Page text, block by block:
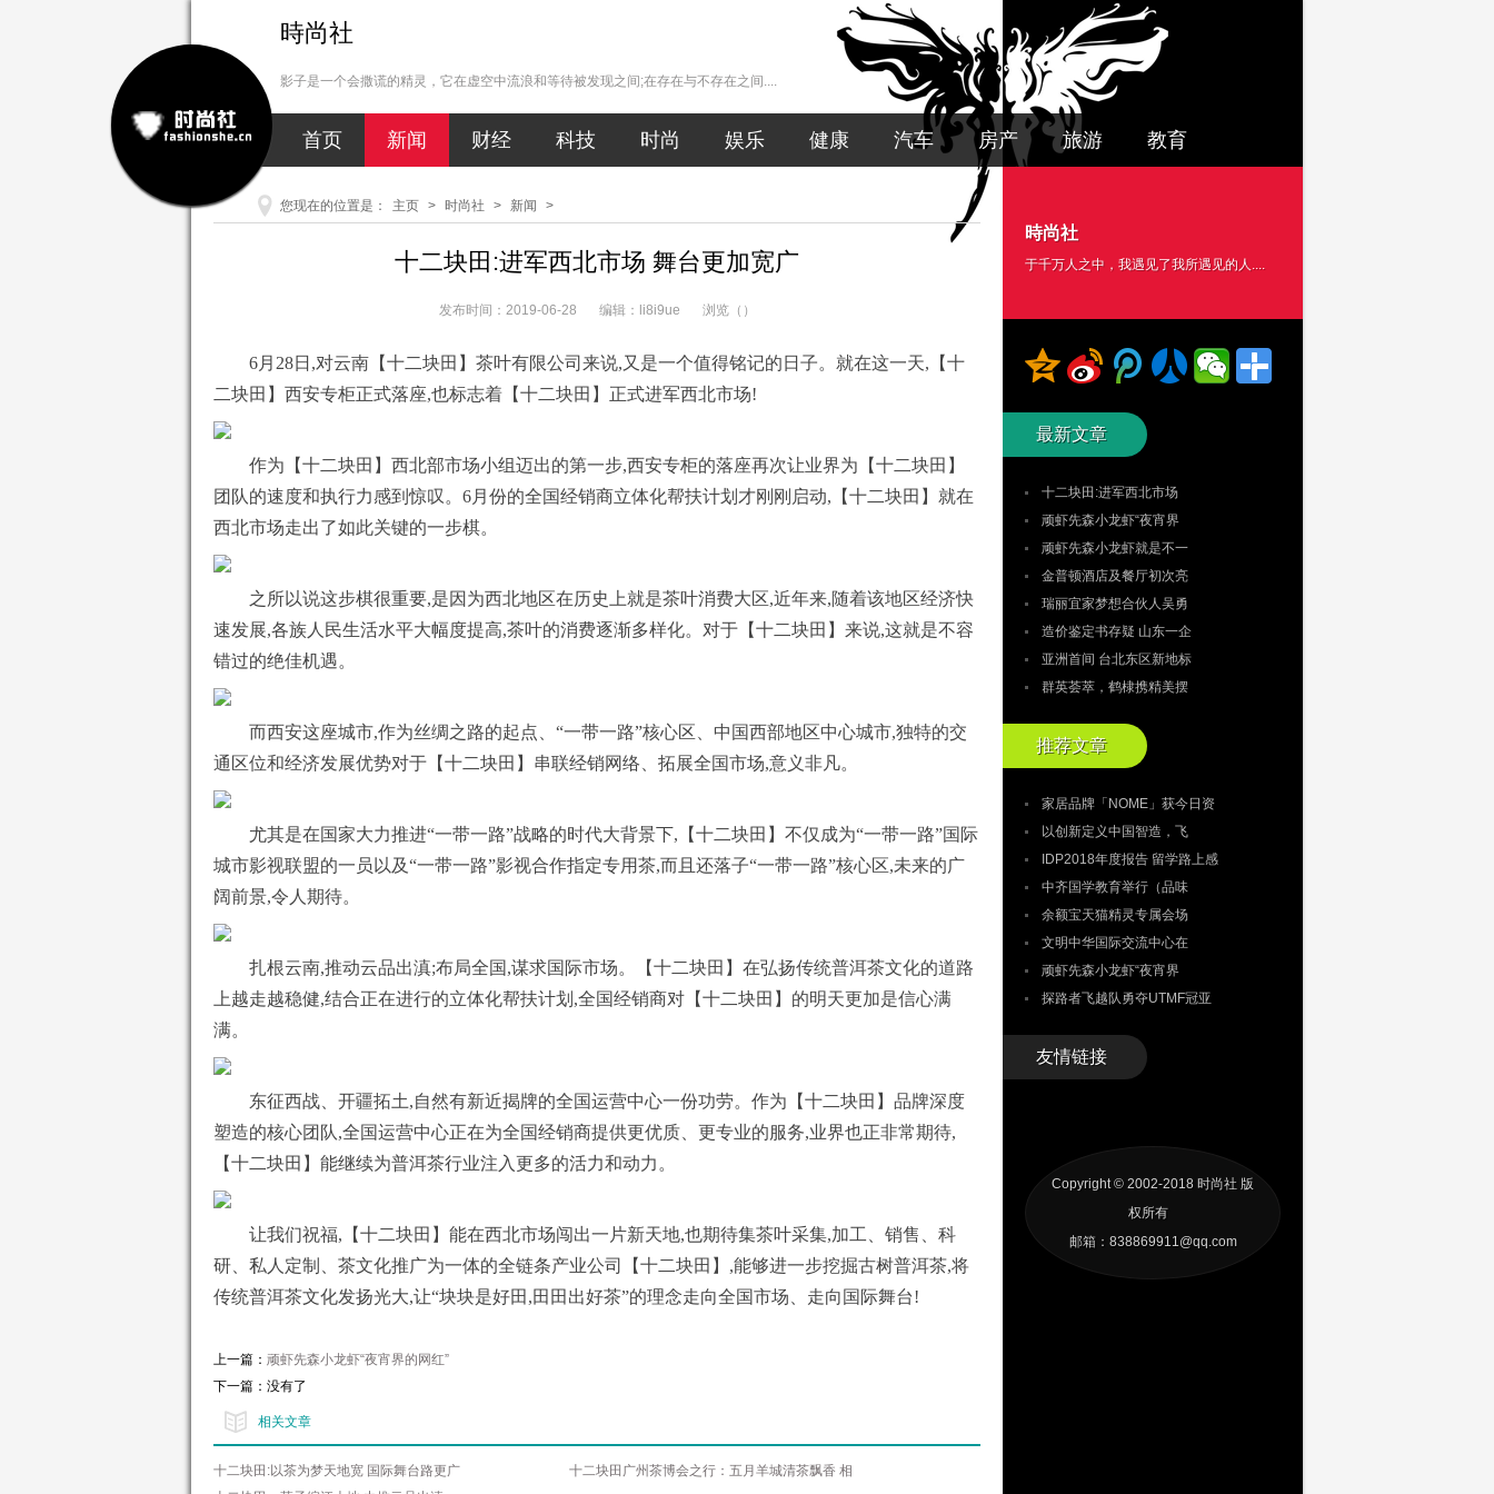
時尚社
影子是一个会撒谎的精灵，它在虚空中流浪和等待被发现之间;在存在与不存在之间....
首页 新闻 财经 科技 时尚 娱乐 健康 汽车 房产 旅游 教育
您现在的位置是： 主页 > 时尚社 > 新闻 >
十二块田:进军西北市场 舞台更加宽广
发布时间：2019-06-28 编辑：li8i9ue 浏览（ ）
6月28日,对云南【十二块田】茶叶有限公司来说,又是一个值得铭记的日子。就在这一天,【十
二块田】西安专柜正式落座,也标志着【十二块田】正式进军西北市场!
作为【十二块田】西北部市场小组迈出的第一步,西安专柜的落座再次让业界为【十二块田】
团队的速度和执行力感到惊叹。6月份的全国经销商立体化帮扶计划才刚刚启动,【十二块田】就在
西北市场走出了如此关键的一步棋。
之所以说这步棋很重要,是因为西北地区在历史上就是茶叶消费大区,近年来,随着该地区经济快
速发展,各族人民生活水平大幅度提高,茶叶的消费逐渐多样化。对于【十二块田】来说,这就是不容
错过的绝佳机遇。
而西安这座城市,作为丝绸之路的起点、“一带一路”核心区、中国西部地区中心城市,独特的交
通区位和经济发展优势对于【十二块田】串联经销网络、拓展全国市场,意义非凡。
尤其是在国家大力推进“一带一路”战略的时代大背景下,【十二块田】不仅成为“一带一路”国际
城市影视联盟的一员以及“一带一路”影视合作指定专用茶,而且还落子“一带一路”核心区,未来的广
阔前景,令人期待。
扎根云南,推动云品出滇;布局全国,谋求国际市场。【十二块田】在弘扬传统普洱茶文化的道路
上越走越稳健,结合正在进行的立体化帮扶计划,全国经销商对【十二块田】的明天更加是信心满
满。
东征西战、开疆拓土,自然有新近揭牌的全国运营中心一份功劳。作为【十二块田】品牌深度
塑造的核心团队,全国运营中心正在为全国经销商提供更优质、更专业的服务,业界也正非常期待,
【十二块田】能继续为普洱茶行业注入更多的活力和动力。
让我们祝福,【十二块田】能在西北市场闯出一片新天地,也期待集茶叶采集,加工、销售、科
研、私人定制、茶文化推广为一体的全链条产业公司【十二块田】,能够进一步挖掘古树普洱茶,将
传统普洱茶文化发扬光大,让“块块是好田,田田出好茶”的理念走向全国市场、走向国际舞台!
上一篇： 顽虾先森小龙虾“夜宵界的网红”
下一篇：没有了
相关文章
十二块田:以茶为梦天地宽 国际舞台路更广
十二块田广州茶博会之行：五月羊城清茶飘香 相
時尚社
于千万人之中，我遇见了我所遇见的人....
最新文章
十二块田:进军西北市场
顽虾先森小龙虾“夜宵界
顽虾先森小龙虾就是不一
金普顿酒店及餐厅初次亮
瑞丽宜家梦想合伙人吴勇
造价鉴定书存疑 山东一企
亚洲首间 台北东区新地标
群英荟萃，鹤棣携精美摆
推荐文章
家居品牌「NOME」获今日资
以创新定义中国智造，飞
IDP2018年度报告 留学路上感
中齐国学教育举行（品味
余额宝天猫精灵专属会场
文明中华国际交流中心在
顽虾先森小龙虾“夜宵界
探路者飞越队勇夺UTMF冠亚
友情链接
Copyright © 2002-2018 时尚社 版
权所有
邮箱：838869911@qq.com